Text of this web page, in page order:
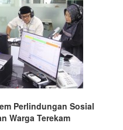
Perlindungan Sosial
Warga Terekam